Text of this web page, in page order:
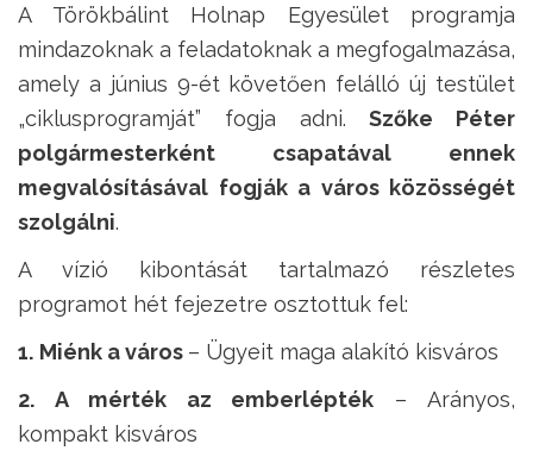
A Törökbálint Holnap Egyesület programja
mindazoknak a feladatoknak a megfogalmazása,
amely a június 9-ét követően felálló új testület
„ciklusprogramját” fogja adni.Szőke Péter
polgármesterként csapatával ennek
megvalósításával fogják a város közösségét
szolgálni.
A vízió kibontását tartalmazó részletes
programot hét fejezetre osztottuk fel:
1. Miénk a város – Ügyeit maga alakító kisváros
2. A mérték az emberlépték – Arányos,
kompakt kisváros